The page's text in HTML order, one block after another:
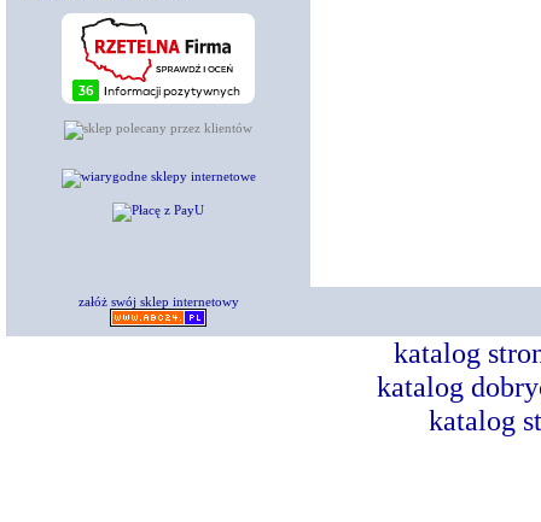
załóż swój sklep internetowy
katalog
katalog
katalog